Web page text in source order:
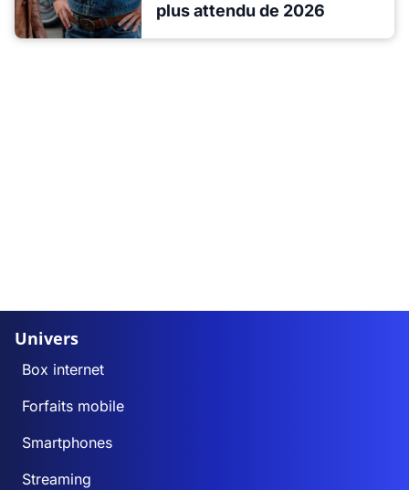
plus attendu de 2026
Univers
Box internet
Forfaits mobile
Smartphones
Streaming